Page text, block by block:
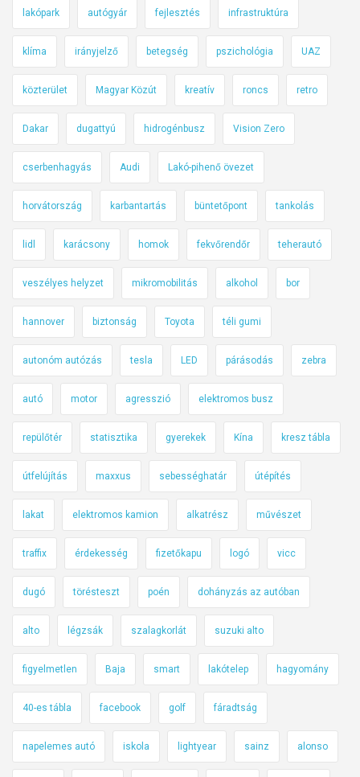
lakópark autógyár fejlesztés infrastruktúra
klíma irányjelző betegség pszichológia UAZ
közterület Magyar Közút kreatív roncs retro
Dakar dugattyú hidrogénbusz Vision Zero
cserbenhagyás Audi Lakó-pihenő övezet
horvátország karbantartás büntetőpont tankolás
lidl karácsony homok fekvőrendőr teherautó
veszélyes helyzet mikromobilitás alkohol bor
hannover biztonság Toyota téli gumi
autonóm autózás tesla LED párásodás zebra
autó motor agresszió elektromos busz
repülőtér statisztika gyerekek Kína kresz tábla
útfelújítás maxxus sebességhatár útépítés
lakat elektromos kamion alkatrész művészet
traffix érdekesség fizetőkapu logó vicc
dugó törésteszt poén dohányzás az autóban
alto légzsák szalagkorlát suzuki alto
figyelmetlen Baja smart lakótelep hagyomány
40-es tábla facebook golf fáradtság
napelemes autó iskola lightyear sainz alonso